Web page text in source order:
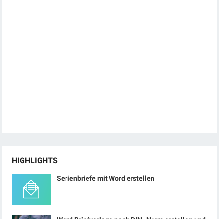
HIGHLIGHTS
Serienbriefe mit Word erstellen